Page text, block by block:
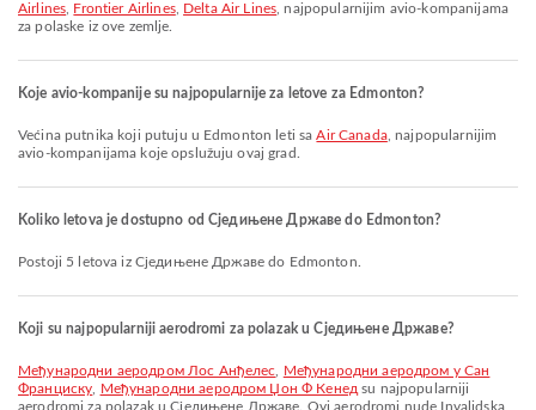
Airlines Frontier Airlines, Delta Air Lines , najpopularnijim avio-kompanijama
za polaske iz ove zemlje.
Koje avio-kompanije su najpopularnije za letove za Edmonton?
Većina putnika koji putuju u Edmonton leti saAir Canada, najpopularnijim
avio-kompanijama koje opslužuju ovaj grad.
Koliko letova je dostupno od Сједињене Државе do Edmonton?
Postoji 5 letova iz Сједињене Државе do Edmonton.
Koji su najpopularniji aerodromi za polazak u Сједињене Државе?
Међународни аеродром Лос Анђелес
Међународни аеродром у Сан
Франциску
Међународни аеродром Џон Ф Кенед su najpopularniji
aerodromi za polazak u Сједињене Државе. Ovi aerodromi nude Invalidska